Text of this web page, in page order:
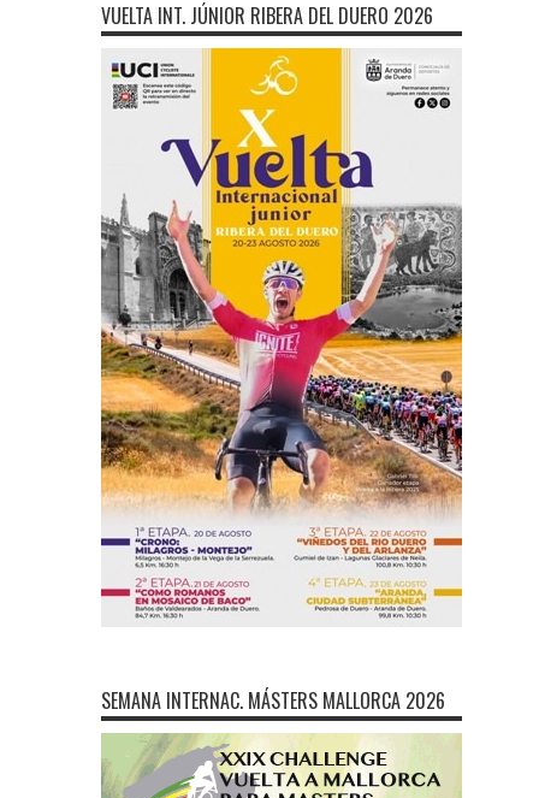
VUELTA INT. JÚNIOR RIBERA DEL DUERO 2026
SEMANA INTERNAC. MÁSTERS MALLORCA 2026